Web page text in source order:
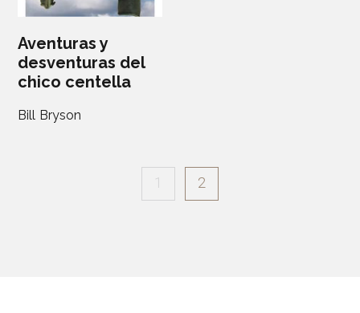
Aventuras y
desventuras del
chico centella
Bill Bryson
1 2